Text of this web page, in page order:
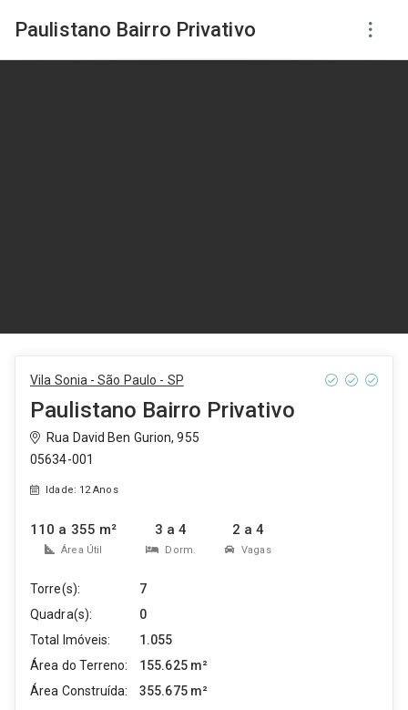
Paulistano Bairro Privativo
Vila Sonia - São Paulo - SP
Paulistano Bairro Privativo
Rua David Ben Gurion, 955
05634-001
Idade: 12 Anos
110 a 355 m²
Área Útil
3 a 4
Dorm.
2 a 4
Vagas
Torre(s):
7
Quadra(s):
0
Total Imóveis:
1.055
Área do Terreno:
155.625 m²
Área Construída:
355.675 m²